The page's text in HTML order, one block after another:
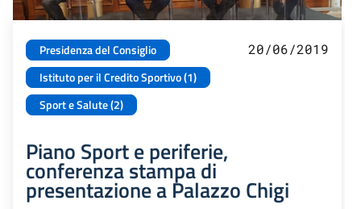
Presidenza del Consiglio
Istituto per il Credito Sportivo (1)
Sport e Salute (2)
20/06/2019
Piano Sport e periferie,
conferenza stampa di
presentazione a Palazzo Chigi